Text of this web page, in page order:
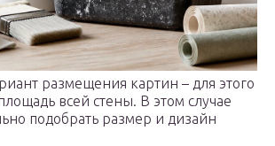
размещения картин – для этого
всей стены. В этом случае
подобрать размер и дизайн